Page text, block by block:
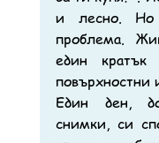
и лесно.
проблема.
един
повърхностни
Един ден,
снимки, си